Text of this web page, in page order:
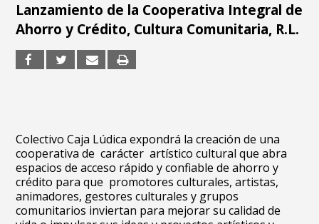
Lanzamiento de la Cooperativa Integral de
Ahorro y Crédito, Cultura Comunitaria, R.L.
Colectivo Caja Lúdica expondrá la creación de una
cooperativa de carácter artístico cultural que abra
espacios de acceso rápido y confiable de ahorro y
crédito para que promotores culturales, artistas,
animadores, gestores culturales y grupos
comunitarios inviertan para mejorar su calidad de